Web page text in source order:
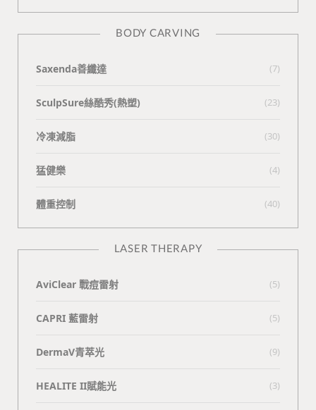
BODY CARVING
Saxenda善纖達 (7)
SculpSure絲酷秀(熱塑) (23)
冷凍減脂 (30)
猛健樂 (4)
體重控制 (40)
LASER THERAPY
AviClear 戰痘雷射 (5)
CAPRI 藍雷射 (5)
DermaV青萃光 (9)
HEALITE II賦能光 (3)